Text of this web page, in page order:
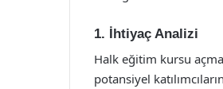
1. İhtiyaç Analizi
Halk eğitim kursu
potansiyel